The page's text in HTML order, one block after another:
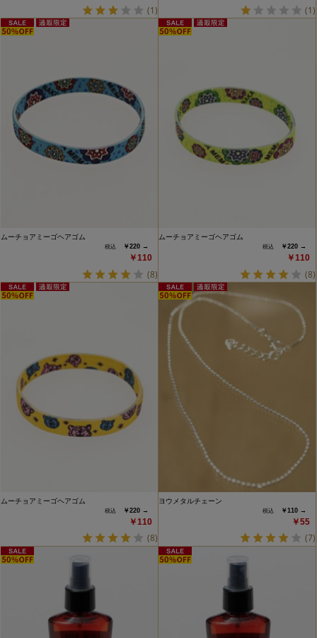
(1) (1)
ムーチョアミーゴヘアゴム
￥220 →
￥110
(8)
ムーチョアミーゴヘアゴム
￥220 →
￥110
(8)
ムーチョアミーゴヘアゴム
￥220 →
￥110
(8)
ヨウメタルチェーン
￥110 →
￥55
(7)